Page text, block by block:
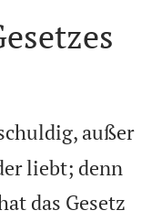
außer
liebt; denn
das Gesetz